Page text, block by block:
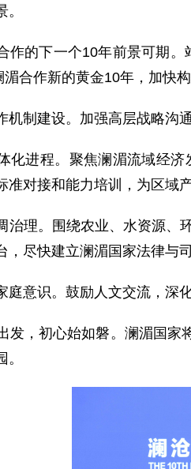
作的下一个10年前景可期
合作新的黄金10年，加快
机制建设。加强高层战略沟
化进程。聚焦澜湄流域经
准对接和能力培训，为区域
治理。围绕农业、水资源、
，尽快建立澜湄国家法律与
庭意识。鼓励人文交流，深
发，初心始如磐。澜湄国家